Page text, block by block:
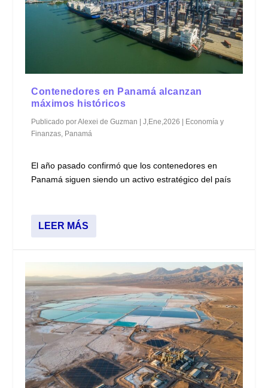
Contenedores en Panamá alcanzan
máximos históricos
Publicado porAlexei de Guzman |J,Ene,2026 | Economía y
Finanzas Panamá
El año pasado confirmó que los contenedores en
Panamá siguen siendo un activo estratégico del país
LEER MÁS